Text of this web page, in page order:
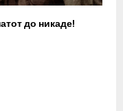
до никаде!